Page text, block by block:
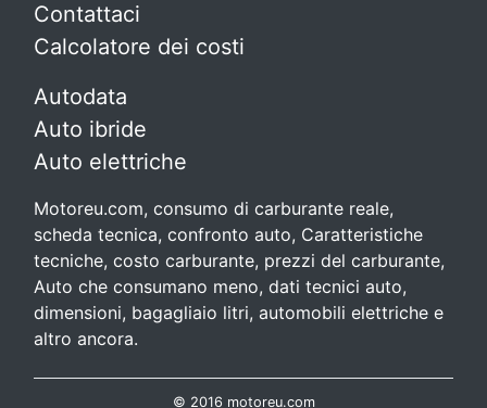
Contattaci
Calcolatore dei costi
Autodata
Auto ibride
Auto elettriche
Motoreu.com, consumo di carburante reale,
scheda tecnica, confronto auto, Caratteristiche
tecniche, costo carburante, prezzi del carburante,
Auto che consumano meno, dati tecnici auto,
dimensioni, bagagliaio litri, automobili elettriche e
altro ancora.
© 2016 motoreu.com